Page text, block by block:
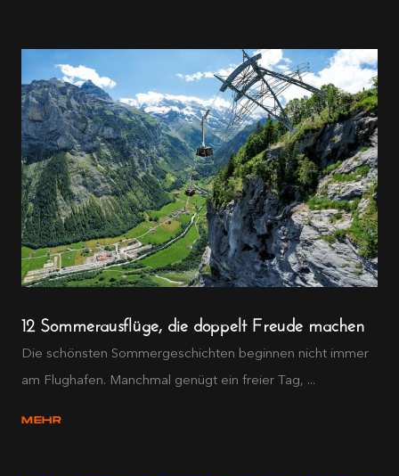
12 Sommerausflüge, die doppelt Freude machen
Die schönsten Sommergeschichten beginnen nicht immer
am Flughafen. Manchmal genügt ein freier Tag, ...
MEHR